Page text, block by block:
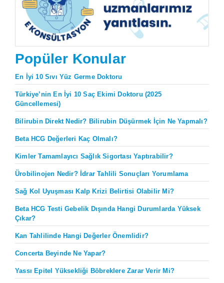
Popüler Konular
En İyi 10 Sıvı Yüz Germe Doktoru
Türkiye’nin En İyi 10 Saç Ekimi Doktoru (2025
Güncellemesi)
Bilirubin Direkt Nedir? Bilirubin Düşürmek İçin Ne Yapmalı?
Beta HCG Değerleri Kaç Olmalı?
Kimler Tamamlayıcı Sağlık Sigortası Yaptırabilir?
Ürobilinojen Nedir? İdrar Tahlili Sonuçları Yorumlama
Sağ Kol Uyuşması Kalp Krizi Belirtisi Olabilir Mi?
Beta HCG Testi Gebelik Dışında Hangi Durumlarda Yüksek
Çıkar?
Kan Tahlilinde Hangi Değerler Önemlidir?
Concerta Beyinde Ne Yapar?
Yassı Epitel Yüksekliği Böbreklere Zarar Verir Mi?